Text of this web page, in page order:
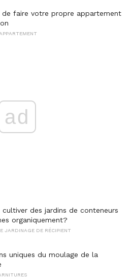
de faire votre propre appartement
ad
cultiver des jardins de conteneurs
organiquement?
JARDINAGE DE RÉCIPIENT
uniques du moulage de la